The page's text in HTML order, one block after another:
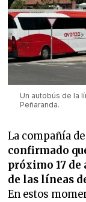
Un autobús de la
Peñaranda.
La compañía
confirmado
próximo 17 de
de las líneas
En estos